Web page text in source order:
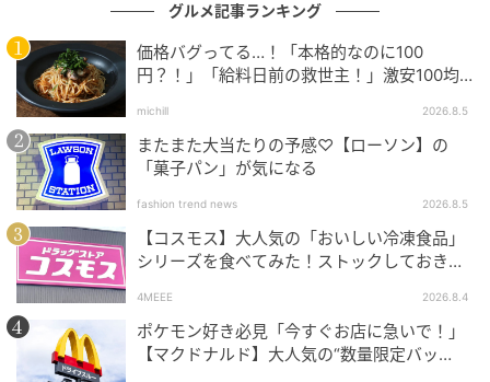
グルメ記事ランキング
価格バグってる…！「本格的なのに100
円？！」「給料日前の救世主！」激安100均
michill 2026.8.5
またまた大当たりの予感♡【ローソン】の
「菓子パン」が気になる
fashion trend news 2026.8.5
【コスモス】大人気の「おいしい冷凍食品」
シリーズを食べてみた！ストックしておきた
4MEEE 2026.8.4
ポケモン好き必見「今すぐお店に急いで！」
【マクドナルド】大人気の“数量限定バッ